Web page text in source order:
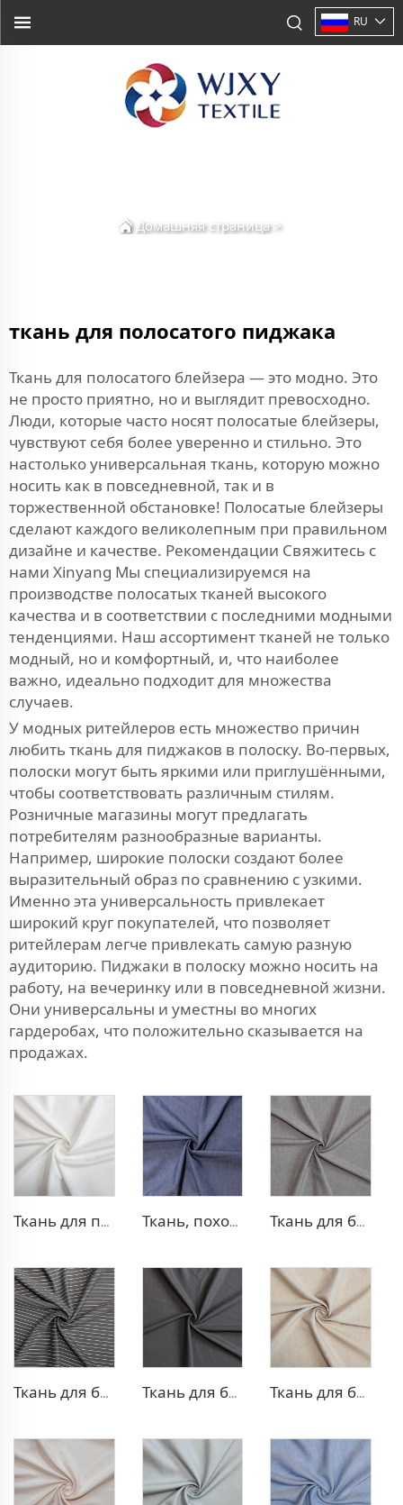
RU
Домашняя страница>
ткань для полосатого пиджака
Ткань для полосатого блейзера — это модно. Это
не просто приятно, но и выглядит превосходно.
Люди, которые часто носят полосатые блейзеры,
чувствуют себя более уверенно и стильно. Это
настолько универсальная ткань, которую можно
носить как в повседневной, так и в
торжественной обстановке! Полосатые блейзеры
сделают каждого великолепным при правильном
дизайне и качестве. Рекомендации Свяжитесь с
нами Xinyang Мы специализируемся на
производстве полосатых тканей высокого
качества и в соответствии с последними модными
тенденциями. Наш ассортимент тканей не только
модный, но и комфортный, и, что наиболее
важно, идеально подходит для множества
случаев.
У модных ритейлеров есть множество причин
любить ткань для пиджаков в полоску. Во-первых,
полоски могут быть яркими или приглушёнными,
чтобы соответствовать различным стилям.
Розничные магазины могут предлагать
потребителям разнообразные варианты.
Например, широкие полоски создают более
выразительный образ по сравнению с узкими.
Именно эта универсальность привлекает
широкий круг покупателей, что позволяет
ритейлерам легче привлекать самую разную
аудиторию. Пиджаки в полоску можно носить на
работу, на вечеринку или в повседневной жизни.
Они универсальны и уместны во многих
гардеробах, что положительно сказывается на
продажах.
Ткань для платья из полиэстера и вискозы с эффектом стрейч Ткань, похожая на деним, из полиэстера и вискозы Ткань для брюк TR с четырехсторонней растяжкой
Ткань для брюк в стиле TR Strip Ткань для блейзера TR с эффектом стрейч Ткань для блейзера TR, похожая на лен